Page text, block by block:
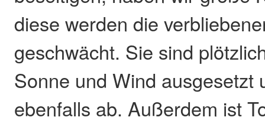
diese werden die
geschwächt. Sie sind
Sonne und Wind ausgesetzt
ebenfalls ab. Außerdem ist